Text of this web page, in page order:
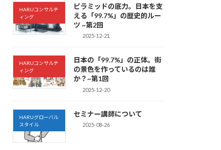
HARUコンサルテ
ィング
ピラミッドの底力。日本を支
える「99.7%」の歴史的ルー
ツ ~第2回
2025-12-21
HARUコンサルテ
ィング
日本の「99.7%」の正体。街
の景色を作っているのは誰
か？~第1回
2025-12-20
HARUグローバル
スタイル
セミナー講師について
2025-08-26